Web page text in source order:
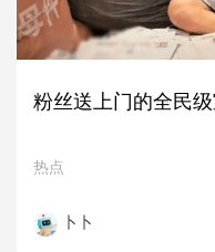
粉丝送上门的全民
热点
卜卜